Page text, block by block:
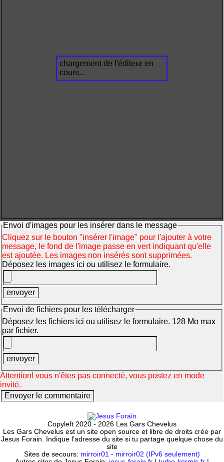
chargement de l'éditeur en
cours...
Envoi d'images pour les insérer dans le message
Cliquez sur le bouton "insérer l'image" pour l'ajouter à votre
message, le fond de l'image passe en vert indiquant qu'elle
est ajoutée. Les images non insérés sont supprimées.
Déposez les images ici ou utilisez le formulaire.
Envoi de fichiers pour les télécharger
Déposez les fichiers ici ou utilisez le formulaire. 128 Mo max
par fichier.
Attention! vous n'êtes pas connecté, vous postez en mode
invité.
Copyleft 2020 - 2026 Les Gars Chevelus
Les Gars Chevelus est un site open source et libre de droits crée par
Jesus Forain. Indique l'adresse du site si tu partage quelque chose du
site
Sites de secours: mirroir01 - mirroir02 (IPv6 seulement)